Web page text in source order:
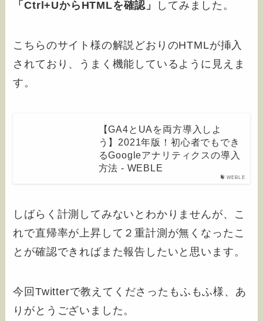
「Ctrl+UからHTMLを確認」 してみました。
こちらのサイト様の解説どおりのHTMLが挿入
されており、うまく機能しているように見えま
す。
WEBLE
【GA4とUAを両方導入しよ
う】2021年版！初心者でもでき
るGoogleアナリティクスの導入
方法 - WEBLE
しばらく計測してみないとわかりませんが、こ
れで直帰率が上昇して２重計測が無くなったこ
とが確認できればまた報告したいと思います。
今回Twitterで教えてくださったもふもふ様、あ
りがとうございました。